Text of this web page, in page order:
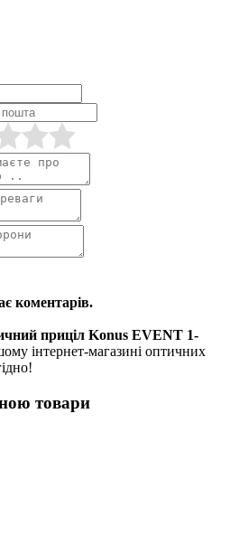
коментарів.
приціл Konus EVENT 1-
інтернет-магазині оптичних
товари